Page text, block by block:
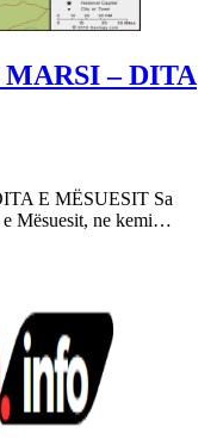
– DITA
E MËSUESIT Sa
e Mësuesit, ne kemi…